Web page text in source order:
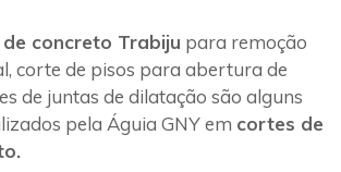
concreto Trabiju para remoção
corte de pisos para abertura de
de juntas de dilatação são alguns
pela Águia GNY em cortes de